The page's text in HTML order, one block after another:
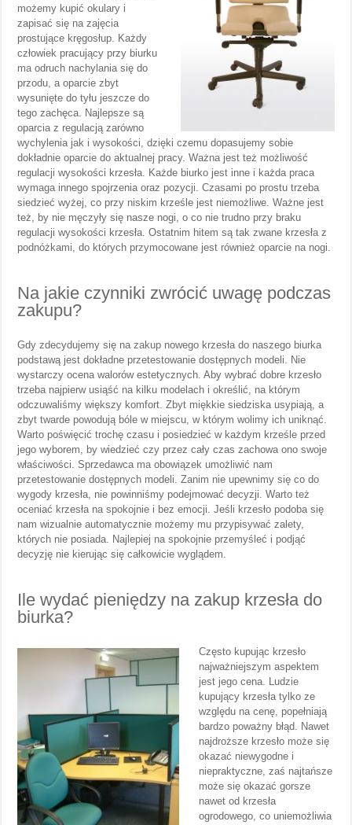
możemy kupić okulary i
zapisać się na zajęcia
prostujące kręgosłup. Każdy
człowiek pracujący przy biurku
ma odruch nachylania się do
przodu, a oparcie zbyt
wysunięte do tyłu jeszcze do
tego zachęca. Najlepsze są
oparcia z regulacją zarówno
wychylenia jak i wysokości, dzięki czemu dopasujemy sobie
dokładnie oparcie do aktualnej pracy. Ważna jest też możliwość
regulacji wysokości krzesła. Każde biurko jest inne i każda praca
wymaga innego spojrzenia oraz pozycji. Czasami po prostu trzeba
siedzieć wyżej, co przy niskim krześle jest niemożliwe. Ważne jest
też, by nie męczyły się nasze nogi, o co nie trudno przy braku
regulacji wysokości krzesła. Ostatnim hitem są tak zwane krzesła z
podnóżkami, do których przymocowane jest również oparcie na nogi.
Na jakie czynniki zwrócić uwagę podczas
zakupu?
Gdy zdecydujemy się na zakup nowego krzesła do naszego biurka
podstawą jest dokładne przetestowanie dostępnych modeli. Nie
wystarczy ocena walorów estetycznych. Aby wybrać dobre krzesło
trzeba najpierw usiąść na kilku modelach i określić, na którym
odczuwaliśmy większy komfort. Zbyt miękkie siedziska usypiają, a
zbyt twarde powodują bóle w miejscu, w którym wolimy ich uniknąć.
Warto poświęcić trochę czasu i posiedzieć w każdym krześle przed
jego wyborem, by wiedzieć czy przez cały czas zachowa ono swoje
właściwości. Sprzedawca ma obowiązek umożliwić nam
przetestowanie dostępnych modeli. Zanim nie upewnimy się co do
wygody krzesła, nie powinniśmy podejmować decyzji. Warto też
oceniać krzesła na spokojnie i bez emocji. Jeśli krzesło podoba się
nam wizualnie automatycznie możemy mu przypisywać zalety,
których nie posiada. Najlepiej na spokojnie przemyśleć i podjąć
decyzję nie kierując się całkowicie wyglądem.
Ile wydać pieniędzy na zakup krzesła do
biurka?
Często kupując krzesło
najważniejszym aspektem
jest jego cena. Ludzie
kupujący krzesła tylko ze
względu na cenę, popełniają
bardzo poważny błąd. Nawet
najdroższe krzesło może się
okazać niewygodne i
niepraktyczne, zaś najtańsze
może się okazać gorsze
nawet od krzesła
ogrodowego, co uniemożliwia